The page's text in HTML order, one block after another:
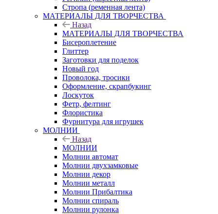
Стропа (ременная лента)
МАТЕРИАЛЫ ДЛЯ ТВОРЧЕСТВА
Назад
МАТЕРИАЛЫ ДЛЯ ТВОРЧЕСТВА
Бисероплетение
Глиттер
Заготовки для поделок
Новый год
Проволока, тросики
Оформление, скрапбукинг
Лоскуток
Фетр, фелтинг
Флористика
Фурнитура для игрушек
МОЛНИИ
Назад
МОЛНИИ
Молнии автомат
Молнии двухзамковые
Молнии декор
Молнии металл
Молнии Прибалтика
Молнии спираль
Молнии рулонка